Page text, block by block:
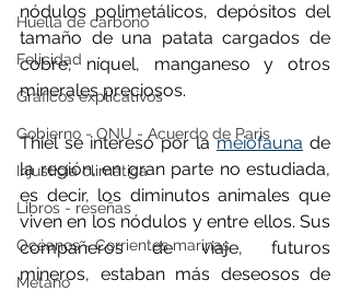
Huella de carbono
Felicidad
Gráficos explicativos
Gobierno - ONU - Acuerdo de Paris
Injusticia climática
Libros - reseñas
Océanos - Corrientes marinas
Metano
nódulos polimetálicos, depósitos del
tamaño de una patata cargados de
cobre, níquel, manganeso y otros
minerales preciosos.
Thiel se interesó por la meiofauna de
la región, en gran parte no estudiada,
es decir, los diminutos animales que
viven en los nódulos y entre ellos. Sus
compañeros de viaje, futuros
mineros, estaban más deseosos de